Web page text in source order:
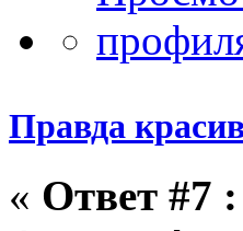
Правда
« Ответ #7 :